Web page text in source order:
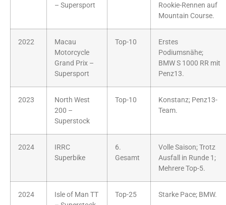
– Supersport
Rookie-Rennen auf
Mountain Course.
2022
Macau
Motorcycle
Grand Prix –
Supersport
Top-10
Erstes
Podiumsnähe;
BMW S 1000 RR mit
Penz13.
2023
North West
200 –
Superstock
Top-10
Konstanz; Penz13-
Team.
2024
IRRC
Superbike
6.
Gesamt
Volle Saison; Trotz
Ausfall in Runde 1;
Mehrere Top-5.
2024
Isle of Man TT
Top-25 Starke Pace; BMW.